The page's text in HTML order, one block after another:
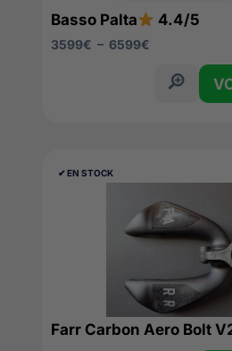
Basso Palta 4.4/5
3599€ – 6599€
✔︎ EN STOCK
Farr Carbon Aero Bolt